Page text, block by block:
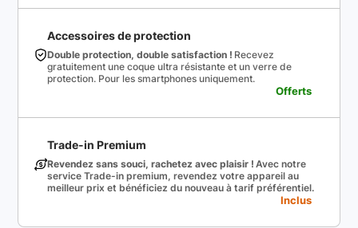
Accessoires de protection
Double protection, double satisfaction ! Recevez
gratuitement une coque ultra résistante et un verre de
protection. Pour les smartphones uniquement.
Offerts
Trade-in Premium
Revendez sans souci, rachetez avec plaisir ! Avec notre
service Trade-in premium, revendez votre appareil au
meilleur prix et bénéficiez du nouveau à tarif préférentiel.
Inclus